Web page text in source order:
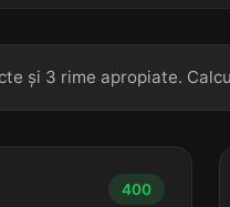
și 3 rime apropiate.
400